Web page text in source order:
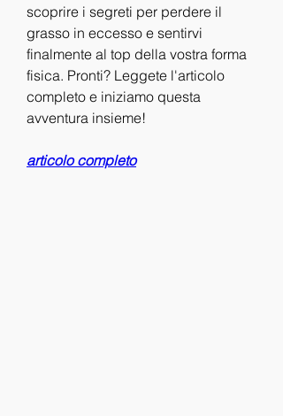
scoprire i segreti per perdere il
grasso in eccesso e sentirvi
finalmente al top della vostra forma
fisica. Pronti? Leggete l'articolo
completo e iniziamo questa
avventura insieme!
articolo completo